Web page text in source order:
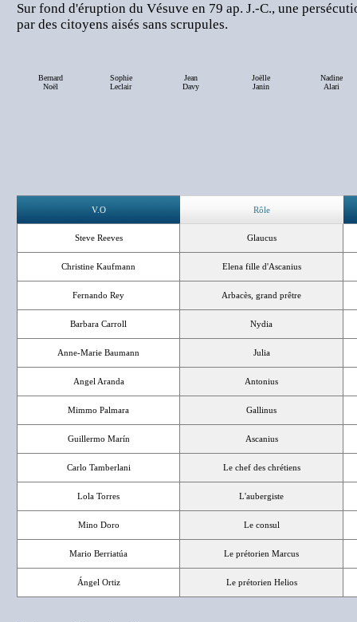
Sur fond d'éruption du Vésuve en 79 ap. J.-C., une
par des citoyens aisés sans scrupules.
Bernard
Noël
Sophie
Leclair
Jean
Davy
Joëlle
Janin
Nadine
Alari
V.O Rôle
Steve Reeves Glaucus
Christine Kaufmann Elena fille d'Ascanius
Fernando Rey Arbacès, grand prêtre
Barbara Carroll Nydia
Anne-Marie Baumann Julia
Angel Aranda Antonius
Mimmo Palmara Gallinus
Guillermo Marín Ascanius
Carlo Tamberlani Le chef des chrétiens
Lola Torres L'aubergiste
Mino Doro Le consul
Mario Berriatúa Le prétorien Marcus
Ángel Ortiz Le prétorien Helios